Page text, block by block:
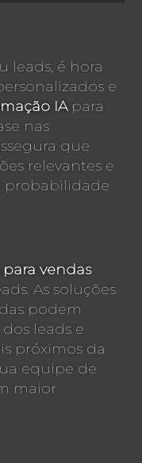
leads, é hora
e
IApara
nas
que
relevantes e
probabilidade
vendas
As soluções
podem
leads e
próximos da
equipe de
maior